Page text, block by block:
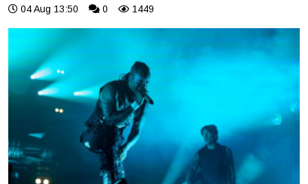
04 Aug 13:50 0 1449